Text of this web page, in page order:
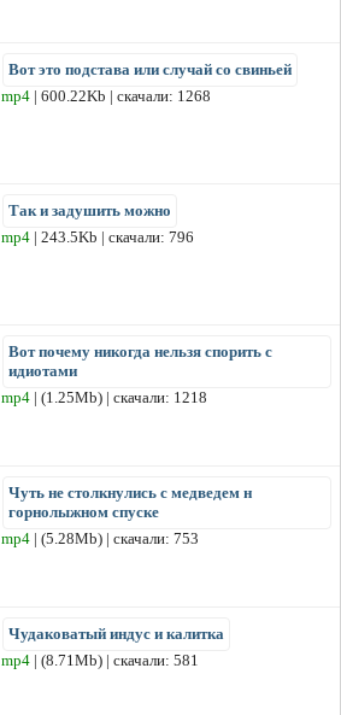
Вот это подстава или случай со свиньей
mp4 | 600.22Kb | скачали: 1268
Так и задушить можно
mp4 | 243.5Kb | скачали: 796
Вот почему никогда нельзя спорить с
идиотами
mp4 | (1.25Mb) | скачали: 1218
Чуть не столкнулись с медведем н
горнолыжном спуске
mp4 | (5.28Mb) | скачали: 753
Чудаковатый индус и калитка
mp4 | (8.71Mb) | скачали: 581